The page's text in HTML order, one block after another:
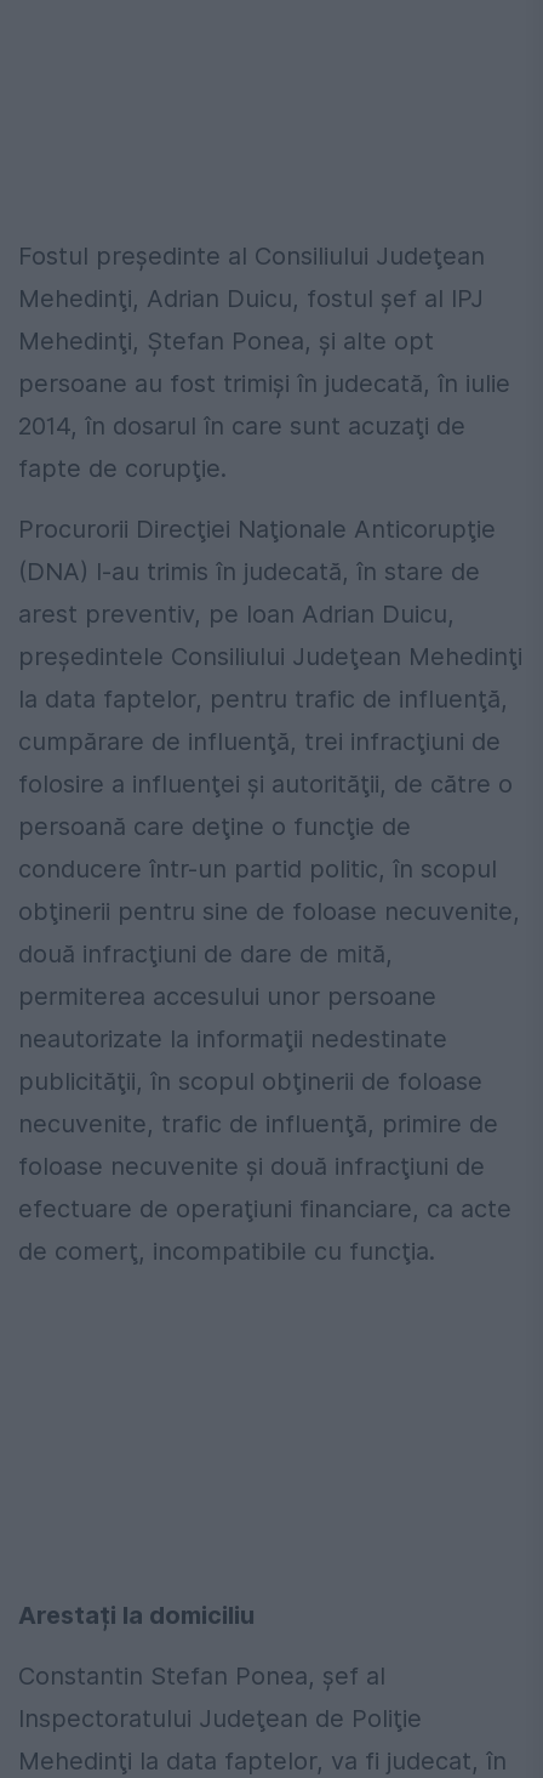
Fostul preşedinte al Consiliului Judeţean
Mehedinţi, Adrian Duicu, fostul şef al IPJ
Mehedinţi, Ştefan Ponea, şi alte opt
persoane au fost trimişi în judecată, în iulie
2014, în dosarul în care sunt acuzaţi de
fapte de corupţie.
Procurorii Direcţiei Naţionale Anticorupţie
(DNA) l-au trimis în judecată, în stare de
arest preventiv, pe Ioan Adrian Duicu,
preşedintele Consiliului Judeţean Mehedinţi
la data faptelor, pentru trafic de influenţă,
cumpărare de influenţă, trei infracţiuni de
folosire a influenţei şi autorităţii, de către o
persoană care deţine o funcţie de
conducere într-un partid politic, în scopul
obţinerii pentru sine de foloase necuvenite,
două infracţiuni de dare de mită,
permiterea accesului unor persoane
neautorizate la informaţii nedestinate
publicităţii, în scopul obţinerii de foloase
necuvenite, trafic de influenţă, primire de
foloase necuvenite şi două infracţiuni de
efectuare de operaţiuni financiare, ca acte
de comerţ, incompatibile cu funcţia.
Arestați la domiciliu
Constantin Stefan Ponea, şef al
Inspectoratului Judeţean de Poliţie
Mehedinţi la data faptelor, va fi judecat, în